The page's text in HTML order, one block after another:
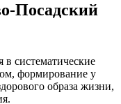
Посадский
систематические
формирование у
образа жизни,